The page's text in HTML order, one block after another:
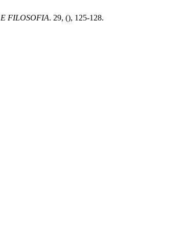
FILOSOFIA. 29, (), 125-128.